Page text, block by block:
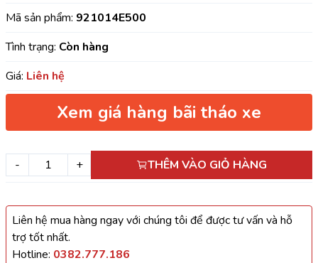
Mã sản phẩm: 921014E500
Tình trạng: Còn hàng
Giá: Liên hệ
Xem giá hàng bãi tháo xe
- + THÊM VÀO GIỎ HÀNG
Liên hệ mua hàng ngay với chúng tôi để được tư vấn và hỗ
trợ tốt nhất.
Hotline: 0382.777.186